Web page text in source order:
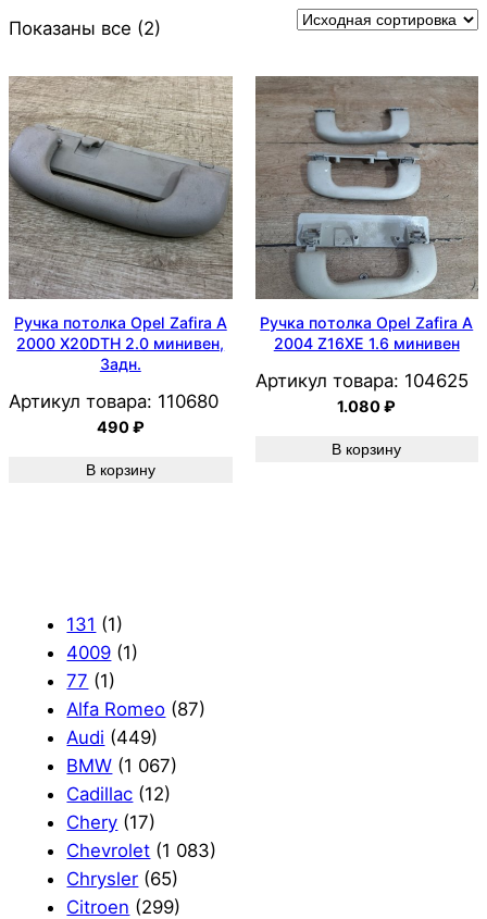
Показаны все (2)
Ручка потолка Opel Zafira A
2000 X20DTH 2.0 минивен,
Задн.
Артикул товара: 110680
490₽
В корзину
Ручка потолка Opel Zafira A
2004 Z16XE 1.6 минивен
Артикул товара: 104625
1.080₽
В корзину
131 (1)
4009 (1)
77 (1)
Alfa Romeo (87)
Audi (449)
BMW (1 067)
Cadillac (12)
Chery (17)
Chevrolet (1 083)
Chrysler (65)
Citroen (299)